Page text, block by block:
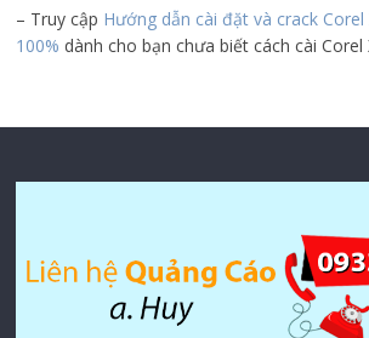
– Truy cập Hướng dẫn cài đặt và crack
100% dành cho bạn chưa biết cách cài Corel